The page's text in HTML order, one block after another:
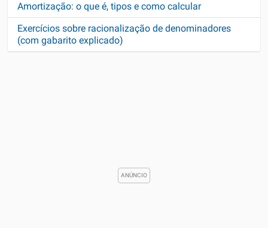
Amortização: o que é, tipos e como calcular
Exercícios sobre racionalização de denominadores
(com gabarito explicado)